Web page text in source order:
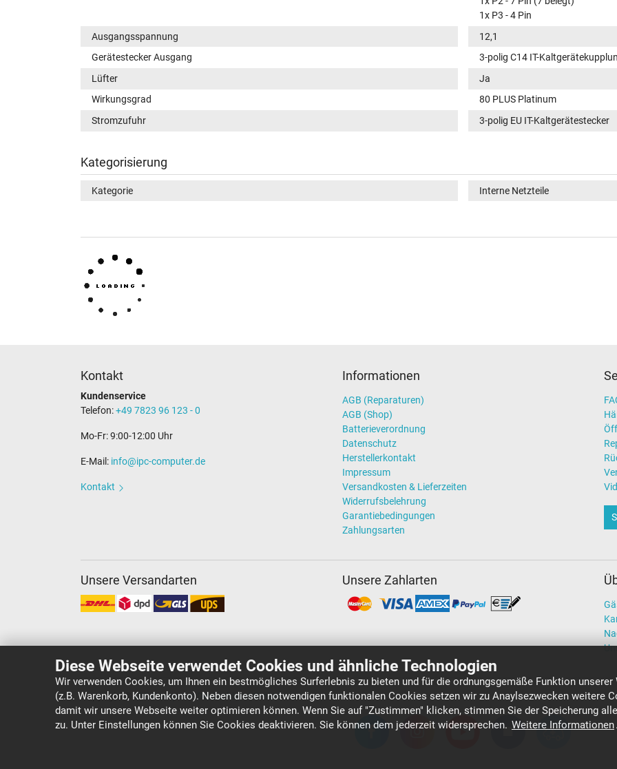
Diese Webseite verwendet Cookies und ähnliche Technologien
Wir verwenden Cookies, um Ihnen ein bestmögliches Surferlebnis zu bieten und für die ordnungsgemäße Funktion unserer
(z.B. Warenkorb, Kundenkonto). Neben diesen notwendigen funktionalen Cookies setzen wir zu Anaylsezwecken weitere
damit wir unsere Webseite weiter optimieren können. Wenn Sie auf "Zustimmen" klicken, stimmen Sie der Speicherung
zu. Unter Einstellungen können Sie Cookies deaktivieren. Sie können dem jederzeit widersprechen. Weitere Informationen
1x P3 - 4 Pin
Ausgangsspannung
12,1
Gerätestecker Ausgang
3-polig C14 IT-
Lüfter
Ja
Wirkungsgrad
80 PLUS Platinum
Stromzufuhr
3-polig EU IT-Kaltgerätestecker
Kategorisierung
Kategorie Interne Netzteile
Kontakt
Kundenservice
Telefon:+49 7823 96 123 - 0
Mo-Fr: 9:00-12:00 Uhr
E-Mail: info@ipc-computer.de
Kontakt
Informationen
AGB (Reparaturen)
AGB (Shop)
Batterieverordnung
Datenschutz
Herstellerkontakt
Impressum
Versandkosten & Lieferzeiten
Widerrufsbelehrung
Garantiebedingungen
Zahlungsarten
Unsere Versandarten Unsere Zahlarten
Copyright ©IPC-Computer Deutschland GmbH